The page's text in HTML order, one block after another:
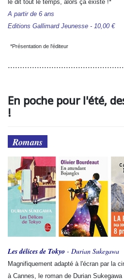
le dit tout le temps, alors ça existe !*
A partir de 6 ans
Editions Gallimard Jeunesse - 10,00 €
*Présentation de l'éditeur
En poche pour l'été,
!
Romans
Les délices de Tokyo - Durian Sukegawa
Magnifiquement adapté à l'écran par la
à Cannes, le roman de Durian